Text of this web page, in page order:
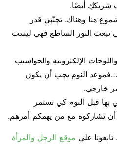
شريككِ أيضًا.
هنا وهناك. تجنّبي قدر
تبعث النور الساطع فهي ليست
الإلكترونية والحواسيب
النوم يجب أن يكون
خارجي.
” 4 أمور قومي بها قبل النوم كي تستمر
أن تشاركوه مع من يهمكم أمرهم.
على موقع الرجل والمرأة